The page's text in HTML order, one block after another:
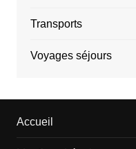
Transports
Voyages séjours
Accueil